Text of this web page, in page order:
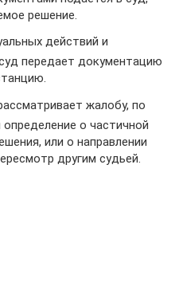
решение.
действий и
передает документацию
жалобу, по
о частичной
или о направлении
другим судьей.